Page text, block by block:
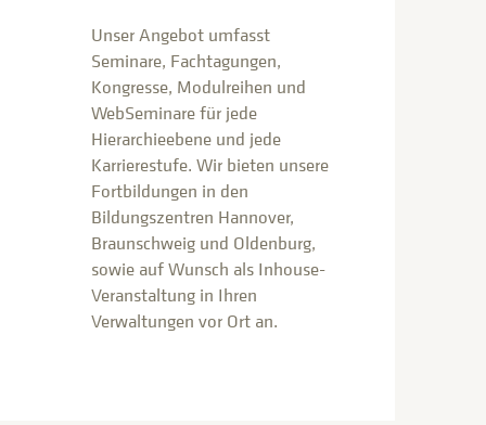
Unser Angebot umfasst
Seminare, Fachtagungen,
Kongresse, Modulreihen und
WebSeminare für jede
Hierarchieebene und jede
Karrierestufe. Wir bieten unsere
Fortbildungen in den
Bildungszentren Hannover,
Braunschweig und Oldenburg,
sowie auf Wunsch als Inhouse-
Veranstaltung in Ihren
Verwaltungen vor Ort an.